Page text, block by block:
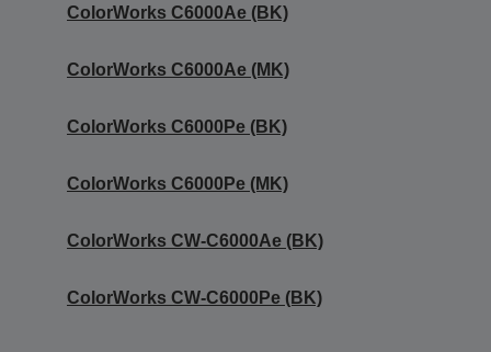
ColorWorks C6000Ae (BK)
ColorWorks C6000Ae (MK)
ColorWorks C6000Pe (BK)
ColorWorks C6000Pe (MK)
ColorWorks CW-C6000Ae (BK)
ColorWorks CW-C6000Pe (BK)